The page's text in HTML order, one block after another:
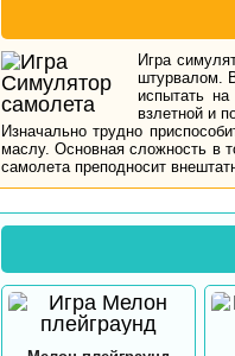
Игра
штурвалом.
испытать
взлетной и
Изначально трудно
маслу. Основная сложность в
самолета преподносит